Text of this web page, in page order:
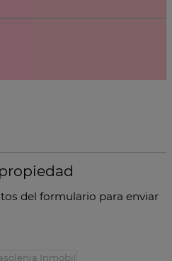
del formulario para enviar